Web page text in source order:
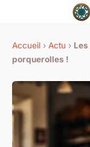
Accueil › Actu ›
porquerolles !